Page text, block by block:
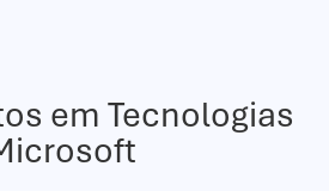
em Tecnologias